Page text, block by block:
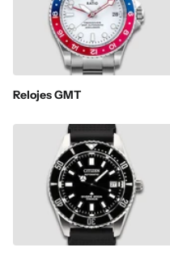
Relojes GMT